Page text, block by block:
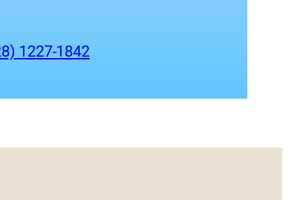
1227-1842